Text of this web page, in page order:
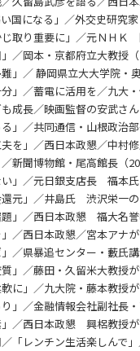
国になる」／外交史研究
取り重要に」／元ＮＨＫ
／岡本・京都府立大教授
」／ 静岡県立大大学院・
」／蓄電に活用を／九大
成長／映画監督の安武さ
」／共同通信・山根政治
を」／西日本政懇／中村
新聞博物館・尾高館長（
」／元日銀支店長 福本
元」／井島氏 渋沢栄一
」／西日本政懇 福大名
／西日本政懇／宮本アナ
／県暴追センター・藪氏
」／藤田・久留米大教授
に」／九大院・藤本教授
」／金融情報会社副社長
／西日本政懇 興梠教授
「レンチン生活楽しんで